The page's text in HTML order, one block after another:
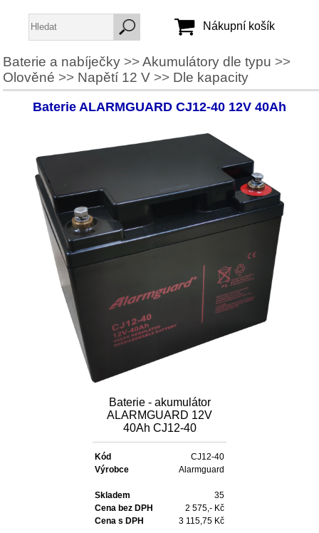
Jméno:
Heslo:
Nákupní košík
Baterie a nabíječky>>Akumulátory dle typu >>
Olověné >> Napětí 12 V>> Dle kapacity
Baterie ALARMGUARD CJ12-40 12V 40Ah
Baterie - akumulátor
ALARMGUARD 12V
40Ah CJ12-40
Kód
CJ12-40
Výrobce
Alarmguard
Skladem
35
Cena bez DPH
2 575,- Kč
Cena s DPH
3 115,75 Kč